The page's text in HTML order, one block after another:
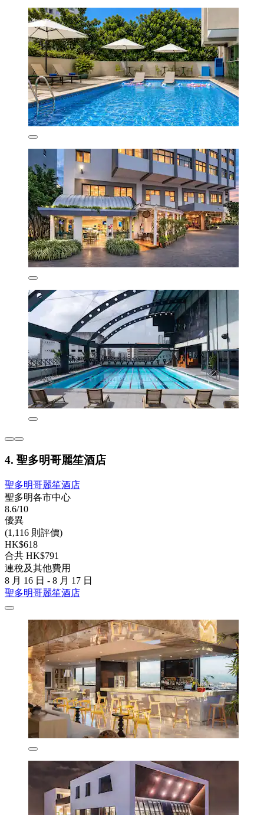
4. 聖多明哥麗笙酒店
聖多明哥麗笙酒店
聖多明各市中心
8.6/10
優異
(1,116 則評價)
HK$618
合共 HK$791
連稅及其他費用
8 月 16 日 - 8 月 17 日
聖多明哥麗笙酒店